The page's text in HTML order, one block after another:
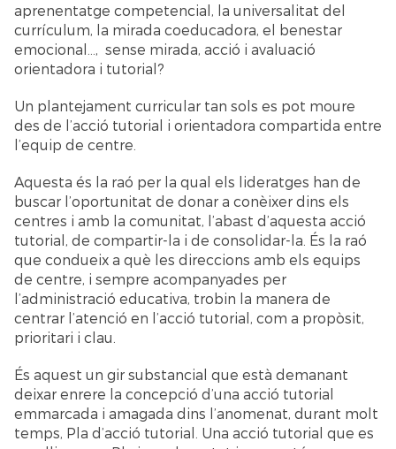
aprenentatge competencial, la universalitat del
currículum, la mirada coeducadora, el benestar
emocional…, sense mirada, acció i avaluació
orientadora i tutorial?
Un plantejament curricular tan sols es pot moure
des de l’acció tutorial i orientadora compartida entre
l’equip de centre.
Aquesta és la raó per la qual els lideratges han de
buscar l’oportunitat de donar a conèixer dins els
centres i amb la comunitat, l’abast d’aquesta acció
tutorial, de compartir-la i de consolidar-la. És la raó
que condueix a què les direccions amb els equips
de centre, i sempre acompanyades per
l’administració educativa, trobin la manera de
centrar l’atenció en l’acció tutorial, com a propòsit,
prioritari i clau.
És aquest un gir substancial que està demanant
deixar enrere la concepció d’una acció tutorial
emmarcada i amagada dins l’anomenat, durant molt
temps, Pla d’acció tutorial. Una acció tutorial que es